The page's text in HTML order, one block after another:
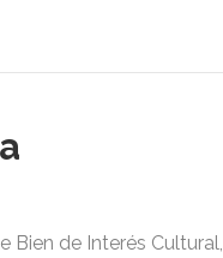
Bien de Interés Cultural,